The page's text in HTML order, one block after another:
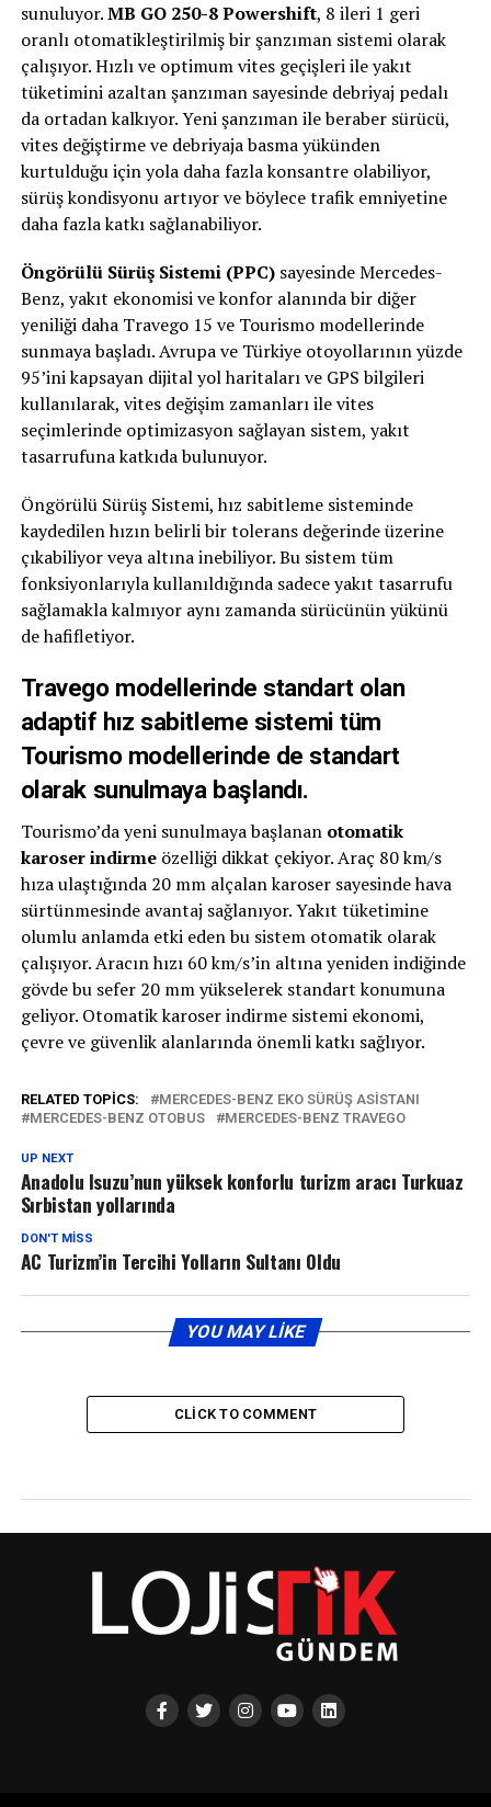
sunuluyor.MB GO 250-8 Powershift, 8 ileri 1 geri
oranlı otomatikleştirilmiş bir şanzıman sistemi olarak
çalışıyor. Hızlı ve optimum vites geçişleri ile yakıt
tüketimini azaltan şanzıman sayesinde debriyaj pedalı
da ortadan kalkıyor. Yeni şanzıman ile beraber sürücü,
vites değiştirme ve debriyaja basma yükünden
kurtulduğu için yola daha fazla konsantre olabiliyor,
sürüş kondisyonu artıyor ve böylece trafik emniyetine
daha fazla katkı sağlanabiliyor.
Öngörülü Sürüş Sistemi (PPC)sayesinde Mercedes-
Benz, yakıt ekonomisi ve konfor alanında bir diğer
yeniliği daha Travego 15 ve Tourismo modellerinde
sunmaya başladı. Avrupa ve Türkiye otoyollarının yüzde
95’ini kapsayan dijital yol haritaları ve GPS bilgileri
kullanılarak, vites değişim zamanları ile vites
seçimlerinde optimizasyon sağlayan sistem, yakıt
tasarrufuna katkıda bulunuyor.
Öngörülü Sürüş Sistemi, hız sabitleme sisteminde
kaydedilen hızın belirli bir tolerans değerinde üzerine
çıkabiliyor veya altına inebiliyor. Bu sistem tüm
fonksiyonlarıyla kullanıldığında sadece yakıt tasarrufu
sağlamakla kalmıyor aynı zamanda sürücünün yükünü
de hafifletiyor.
Travego modellerinde standart olan
adaptif hız sabitleme sistemi tüm
Tourismo modellerinde de standart
olarak sunulmaya başlandı.
Tourismo’da yeni sunulmaya başlanan otomatik
karoser indirmeözelliği dikkat çekiyor. Araç 80 km/s
hıza ulaştığında 20 mm alçalan karoser sayesinde hava
sürtünmesinde avantaj sağlanıyor. Yakıt tüketimine
olumlu anlamda etki eden bu sistem otomatik olarak
çalışıyor. Aracın hızı 60 km/s’in altına yeniden indiğinde
gövde bu sefer 20 mm yükselerek standart konumuna
geliyor. Otomatik karoser indirme sistemi ekonomi,
çevre ve güvenlik alanlarında önemli katkı sağlıyor.
RELATED TOPICS:
MERCEDES-BENZ EKO SÜRÜŞ ASISTANI
MERCEDES-BENZ OTOBUS
MERCEDES-BENZ TRAVEGO
UP NEXT
Anadolu Isuzu’nun yüksek konforlu turizm aracı Turkuaz
Sırbistan yollarında
DON'T MISS
AC Turizm’in Tercihi Yolların Sultanı Oldu
YOU MAY LIKE
CLICK TO COMMENT